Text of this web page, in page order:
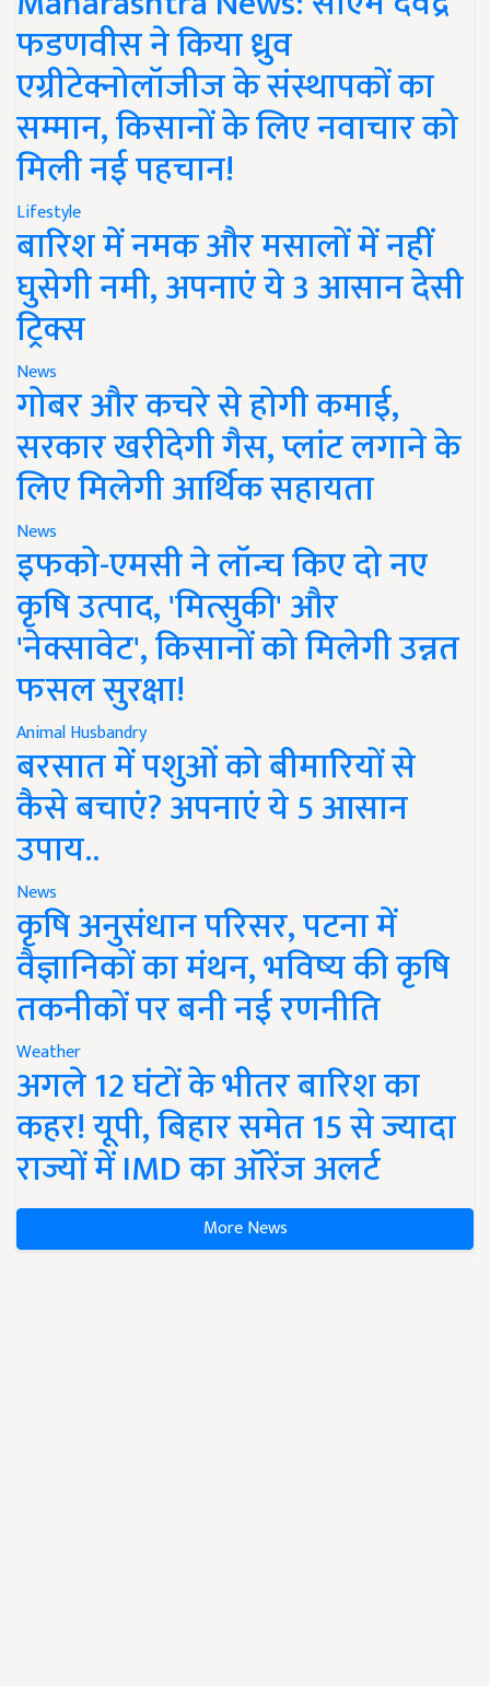
फडणवीस ने किया ध्रुव
एग्रीटेक्नोलॉजीज के संस्थापकों का
सम्मान, किसानों के लिए नवाचार को
मिली नई पहचान!
Lifestyle
बारिश में नमक और मसालों में नहीं
घुसेगी नमी, अपनाएं ये 3 आसान देसी
ट्रिक्स
News
गोबर और कचरे से होगी कमाई,
सरकार खरीदेगी गैस, प्लांट लगाने के
लिए मिलेगी आर्थिक सहायता
News
इफको-एमसी ने लॉन्च किए दो नए
कृषि उत्पाद, 'मित्सुकी' और
'नेक्सावेट', किसानों को मिलेगी उन्नत
फसल सुरक्षा!
Animal Husbandry
बरसात में पशुओं को बीमारियों से
कैसे बचाएं? अपनाएं ये 5 आसान
उपाय..
News
कृषि अनुसंधान परिसर, पटना में
वैज्ञानिकों का मंथन, भविष्य की कृषि
तकनीकों पर बनी नई रणनीति
Weather
अगले 12 घंटों के भीतर बारिश का
कहर! यूपी, बिहार समेत 15 से ज्यादा
राज्यों में IMD का ऑरेंज अलर्ट
More News